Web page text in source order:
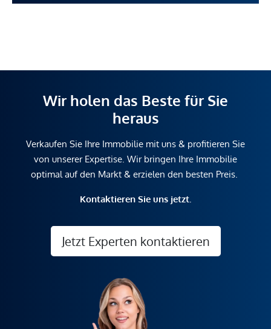
Wir holen das Beste für Sie
heraus
Verkaufen Sie Ihre Immobilie mit uns & profitieren Sie
von unserer Expertise. Wir bringen Ihre Immobilie
optimal auf den Markt & erzielen den besten Preis.
Kontaktieren Sie uns jetzt.
Jetzt Experten kontaktieren